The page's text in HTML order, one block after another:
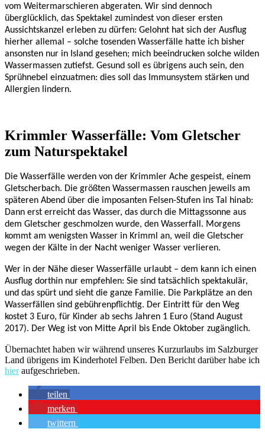
vom Weitermarschieren abgeraten. Wir sind dennoch
überglücklich, das Spektakel zumindest von dieser ersten
Aussichtskanzel erleben zu dürfen: Gelohnt hat sich der Ausflug
hierher allemal – solche tosenden Wasserfälle hatte ich bisher
ansonsten nur in Island gesehen; mich beeindrucken solche wilden
Wassermassen zutiefst. Gesund soll es übrigens auch sein, den
Sprühnebel einzuatmen: dies soll das Immunsystem stärken und
Allergien lindern.
Krimmler Wasserfälle: Vom Gletscher
zum Naturspektakel
Die Wasserfälle werden von der Krimmler Ache gespeist, einem
Gletscherbach. Die größten Wassermassen rauschen jeweils am
späteren Abend über die imposanten Felsen-Stufen ins Tal hinab:
Dann erst erreicht das Wasser, das durch die Mittagssonne aus
dem Gletscher geschmolzen wurde, den Wasserfall. Morgens
kommt am wenigsten Wasser in Krimml an, weil die Gletscher
wegen der Kälte in der Nacht weniger Wasser verlieren.
Wer in der Nähe dieser Wasserfälle urlaubt – dem kann ich einen
Ausflug dorthin nur empfehlen: Sie sind tatsächlich spektakulär,
und das spürt und sieht die ganze Familie. Die Parkplätze an den
Wasserfällen sind gebührenpflichtig. Der Eintritt für den Weg
kostet 3 Euro, für Kinder ab sechs Jahren 1 Euro (Stand August
2017). Der Weg ist von Mitte April bis Ende Oktober zugänglich.
Übernachtet haben wir während unseres Kurzurlaubs im Salzburger
Land übrigens im Kinderhotel Felben. Den Bericht darüber habe ich
hieraufgeschrieben.
teilen
merken
twittern